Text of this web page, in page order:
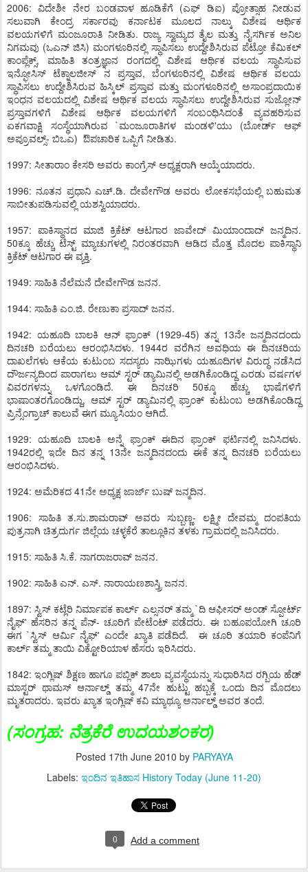
2006: ವಿದೇಶೀ ನೇರ ಬಂಡವಾಳ ಹೂಡಿಕೆಗೆ (ಎಫ್ ಡಿಐ) ಪ್ರೋತ್ಸಾಹ ನೀಡುವ
ಸಲುವಾಗಿ ಕೇಂದ್ರ ಸರ್ಕಾರವು ಕರ್ನಾಟಕ ಮೂಲದ ನಾಲ್ಕು ವಿಶೇಷ ಆರ್ಥಿಕ
ವಲಯಗಳಿಗೆ ಮಂಜೂರಾತಿ ನೀಡಿತು. ರಾಜ್ಯ ಸ್ವಾಮ್ಯದ ತೈಲ ಮತ್ತು ನೈಸರ್ಗಿಕ ಅನಿಲ
ನಿಗಮವು (ಒಎನ್ ಜಿಸಿ) ಮಂಗಳೂರಿನಲ್ಲಿ ಸ್ಥಾಪಿಸಲು ಉದ್ದೇಶಿಸಿರುವ ಪೆಟ್ರೋ ಕೆಮಿಕಲ್
ಕಾಂಪ್ಲೆಕ್ಸ್, ಮಾಹಿತಿ ತಂತ್ರಜ್ಞಾನ ರಂಗದಲ್ಲಿ ವಿಶೇಷ ಆರ್ಥಿಕ ವಲಯ ಸ್ಥಾಪಿಸುವ
ಇನ್ಫೋಸಿಸ್ ಟೆಕ್ನಾಲಜೀಸ್ ನ ಪ್ರಸ್ತಾವ, ಬೆಂಗಳೂರಿನಲ್ಲಿ ವಿಶೇಷ ಆರ್ಥಿಕ ವಲಯ
ಸ್ಥಾಪಿಸಲು ಉದ್ದೇಶಿಸಿರುವ ಹಿಸ್ಕಿಲ್ ಪ್ರಸ್ತಾವ ಮತ್ತು ಮಂಗಳೂರಿನಲ್ಲಿ ಅಸಾಂಪ್ರದಾಯಿಕ
ಇಂಧನ ವಲಯದಲ್ಲಿ ವಿಶೇಷ ಆರ್ಥಿಕ ವಲಯ ಸ್ಥಾಪಿಸಲು ಉದ್ದೇಶಿಸಿರುವ ಸುಜ್ಲೋನ್
ಪ್ರಸ್ತಾವಗಳಿಗೆ ವಿಶೇಷ ಆರ್ಥಿಕ ವಲಯಗಳಿಗೆ ಸಂಬಂಧಿಸಿದಂತೆ ವ್ಯವಹರಿಸುವ
ಏಕಗವಾಕ್ಷಿ ಸಂಸ್ಥೆಯಾಗಿರುವ `ಮಂಜೂರಾತಿಗಳ ಮಂಡಳಿ'ಯು (ಬೋರ್ಡ್ ಆಫ್
ಅಪ್ರೂವಲ್ಸ್- ಬಿಒಎ) ಔಪಚಾರಿಕ ಒಪ್ಪಿಗೆ ನೀಡಿತು.
1997: ಸೀತಾರಾಂ ಕೇಸರಿ ಅವರು ಕಾಂಗ್ರೆಸ್ ಅಧ್ಯಕ್ಷರಾಗಿ ಆಯ್ಕೆಯಾದರು.
1996: ನೂತನ ಪ್ರಧಾನಿ ಎಚ್.ಡಿ. ದೇವೇಗೌಡ ಅವರು ಲೋಕಸಭೆಯಲ್ಲಿ ಬಹುಮತ
ಸಾಬೀತುಪಡಿಸುವಲ್ಲಿ ಯಶಸ್ವಿಯಾದರು.
1957: ಪಾಕಿಸ್ಥಾನದ ಮಾಜಿ ಕ್ರಿಕೆಟ್ ಆಟಗಾರ ಜಾವೇದ್ ಮಿಯಾಂದಾದ್ ಜನ್ಮದಿನ.
50ಕ್ಕೂ ಹೆಚ್ಚು ಟೆಸ್ಟ್ ಮ್ಯಾಚುಗಳಲ್ಲಿ ನಿರಂತರವಾಗಿ ಆಡಿದ ಮೊತ್ತ ಮೊದಲ ಪಾಕಿಸ್ಥಾನಿ
ಕ್ರಿಕೆಟ್ ಆಟಗಾರ ಈ ವ್ಯಕ್ತಿ.
1949: ಸಾಹಿತಿ ನೆಲೆಮನೆ ದೇವೇಗೌಡ ಜನನ.
1944: ಸಾಹಿತಿ ಎಂ.ಜಿ. ರೇಣುಕಾ ಪ್ರಸಾದ್ ಜನನ.
1942: ಯಹೂದಿ ಬಾಲಕಿ ಆನ್ ಫ್ರಾಂಕ್ (1929-45) ತನ್ನ 13ನೇ ಜನ್ಮದಿನದಂದು
ದಿನಚರಿ ಬರೆಯಲು ಆರಂಭಿಸಿದಳು. 1944ರ ವರೆಗಿನ ಅವಧಿಯ ಈ ದಿನಚರಿಯ
ದಾಖಲೆಗಳು ಆಕೆಯ ಕುಟುಂಬ ಸದಸ್ಯರು ನಾಝಿಗಳು ಯಹೂದಿಗಳ ವಿರುದ್ಧ ನಡೆಸಿದ
ದೌರ್ಜನ್ಯದಿಂದ ಪಾರಾಗಲು ಆಮ್ ಸ್ಟರ್ ಡ್ಯಾಮಿನಲ್ಲಿ ಅಡಗಿಕೊಂಡಿದ್ದ ಎರಡು ವರ್ಷಗಳ
ವಿವರಗಳನ್ನು ಒಳಗೊಂಡಿದೆ. ಈ ದಿನಚರಿ 50ಕ್ಕೂ ಹೆಚ್ಚು ಭಾಷೆಗಳಿಗೆ
ಭಾಷಾಂತರಗೊಂಡಿದ್ದು, ಆಮ್ ಸ್ಟರ್ ಡ್ಯಾಮಿನಲ್ಲಿ ಫ್ರಾಂಕ್ ಕುಟುಂಬ ಅಡಗಿಕೊಂಡಿದ್ದ
ಪ್ರಿನ್ಸೆಂಗ್ರಾಚ್ ಕಾಲುವೆ ಈಗ ಮ್ಯೂಸಿಯಂ ಆಗಿದೆ.
1929: ಯಹೂದಿ ಬಾಲಕಿ ಅನ್ನೆ ಫ್ರಾಂಕ್ ಈದಿನ ಫ್ರಾಂಕ್ ಫರ್ಟಿನಲ್ಲಿ ಜನಿಸಿದಳು.
1942ರಲ್ಲಿ ಇದೇ ದಿನ ತನ್ನ 13ನೇ ಜನ್ಮದಿನದಂದು ಈಕೆ ತನ್ನ ದಿನಚರಿ ಬರೆಯಲು
ಆರಂಭಿಸಿದಳು.
1924: ಅಮೆರಿಕದ 41ನೇ ಅಧ್ಯಕ್ಷ ಜಾರ್ಜ್ ಬುಷ್ ಜನ್ಮದಿನ.
1906: ಸಾಹಿತಿ ತ.ಸು.ಶಾಮರಾವ್ ಅವರು ಸುಬ್ಬಣ್ಣ- ಲಕ್ಷ್ಮೀ ದೇವಮ್ಮ ದಂಪತಿಯ
ಪುತ್ರನಾಗಿ ಚಿತ್ರದುರ್ಗ ಜಿಲ್ಲೆಯ ಚಳ್ಳಕೆರೆ ತಾಲ್ಲೂಕಿನ ತಳಕು ಗ್ರಾಮದಲ್ಲಿ ಜನಿಸಿದರು.
1915: ಸಾಹಿತಿ ಸಿ.ಕೆ. ನಾಗರಾಜರಾವ್ ಜನನ.
1902: ಸಾಹಿತಿ ಎನ್. ಎಸ್. ನಾರಾಯಣಶಾಸ್ತ್ರಿ ಜನನ.
1897: ಸ್ವಿಸ್ ಕಟ್ಲೆರಿ ನಿರ್ಮಾಪಕ ಕಾರ್ಲ್ ಎಲ್ಸನರ್ ತಮ್ಮ `ದಿ ಆಫೀಸರ್ ಅಂಡ್ ಸ್ಪೋರ್ಟ್
ನೈಫ್' ಹೆಸರಿನ ತನ್ನ ಪೆನ್- ಚೂರಿಗೆ ಪೇಟೆಂಟ್ ಪಡೆದರು. ಈ ಬಹೂಪಯೋಗಿ ಚೂರಿ
ಈಗ `ಸ್ವಿಸ್ ಆರ್ಮಿ ನೈಫ್' ಎಂದೇ ಖ್ಯಾತಿ ಪಡೆದಿದೆ. ಈ ಚೂರಿ ತಯಾರಿ ಕಂಪೆನಿಗೆ
ಕಾರ್ಲ್ ತಮ್ಮ ತಾಯಿ ವಿಕ್ಟೋರಿಯಾಳ ಹೆಸರು ಇರಿಸಿದರು.
1842: ಇಂಗ್ಲಿಷ್ ಶಿಕ್ಷಣ ಹಾಗೂ ಪಬ್ಲಿಕ್ ಶಾಲಾ ವ್ಯವಸ್ಥೆಯನ್ನು ಸುಧಾರಿಸಿದ ರಗ್ಬಿಯ ಹೆಡ್
ಮಾಸ್ಟರ್ ಥಾಮಸ್ ಆರ್ನಾಲ್ಡ್ ತಮ್ಮ 47ನೇ ಹುಟ್ಟು ಹಬ್ಬಕ್ಕೆ ಒಂದು ದಿನ ಮೊದಲು
ಮೃತರಾದರು. ಇವರು ಖ್ಯಾತ ಇಂಗ್ಲಿಷ್ ಕವಿ ಮ್ಯಾಥ್ಯೂ ಅರ್ನಾಲ್ಡ್ ಅವರ ತಂದೆ.
(ಸಂಗ್ರಹ: ನೆತ್ರಕೆರೆ ಉದಯಶಂಕರ)
Posted 17th June 2010 by PARYAYA
Labels: ಇಂದಿನ ಇತಿಹಾಸ History Today (June 11-20)
0 Add a comment